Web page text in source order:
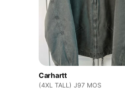
Carhartt
(4XL TALL) J97 MOS